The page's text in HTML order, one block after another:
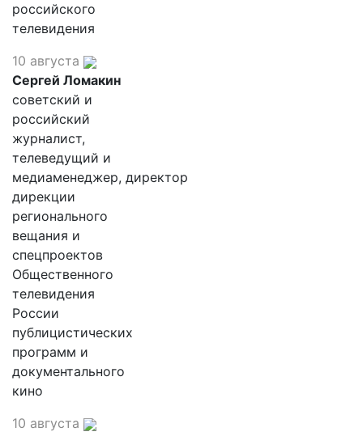
российского
телевидения
10 августа
Сергей Ломакин
советский и
российский
журналист,
телеведущий и
медиаменеджер, директор
дирекции
регионального
вещания и
спецпроектов
Общественного
телевидения
России
публицистических
программ и
документального
кино
10 августа